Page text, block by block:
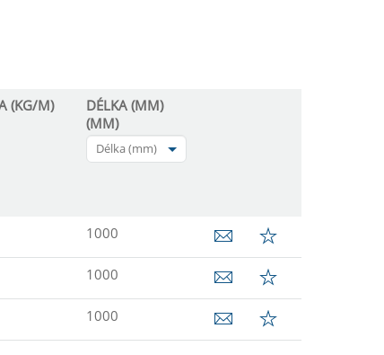
(KG/M)
DÉLKA (MM)
(MM)
Délka (mm)
1000
1000
1000